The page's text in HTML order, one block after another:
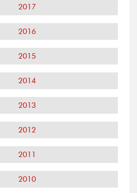
2017
2016
2015
2014
2013
2012
2011
2010